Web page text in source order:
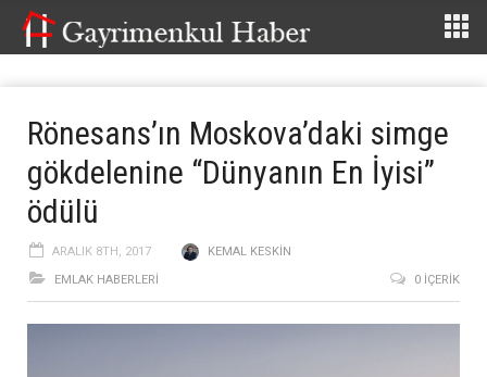
Rönesans’ın Moskova’daki simge
gökdelenine “Dünyanın En İyisi”
ödülü
ARALIK 8TH, 2017
KEMAL KESKIN
EMLAK HABERLERI
0 İÇERIK